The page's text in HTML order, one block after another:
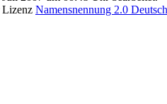
Lizenz Namensnennung 2.0